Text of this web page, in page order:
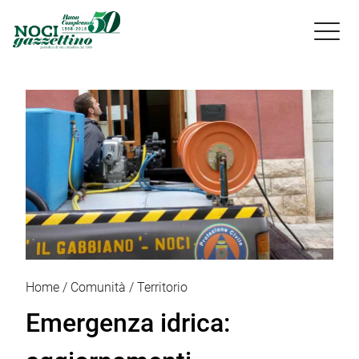

Home Comunità Territorio
Emergenza idrica: